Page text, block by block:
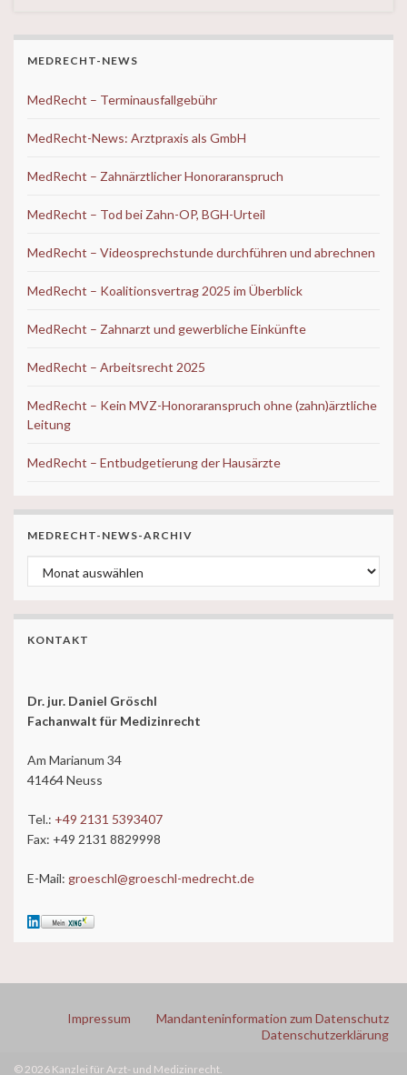
MEDRECHT-NEWS
MedRecht – Terminausfallgebühr
MedRecht-News: Arztpraxis als GmbH
MedRecht – Zahnärztlicher Honoraranspruch
MedRecht – Tod bei Zahn-OP, BGH-Urteil
MedRecht – Videosprechstunde durchführen und abrechnen
MedRecht – Koalitionsvertrag 2025 im Überblick
MedRecht – Zahnarzt und gewerbliche Einkünfte
MedRecht – Arbeitsrecht 2025
MedRecht – Kein MVZ-Honoraranspruch ohne (zahn)ärztliche
Leitung
MedRecht – Entbudgetierung der Hausärzte
MEDRECHT-NEWS-ARCHIV
MedRecht-News-ARCHIV
KONTAKT
Dr. jur. Daniel Gröschl
Fachanwalt für Medizinrecht
Am Marianum 34
41464 Neuss
Tel.: +49 2131 5393407
Fax: +49 2131 8829998
E-Mail: groeschl@groeschl-medrecht.de
Impressum
Mandanteninformation zum Datenschutz
Datenschutzerklärung
© 2026 Kanzlei für Arzt- und Medizinrecht.